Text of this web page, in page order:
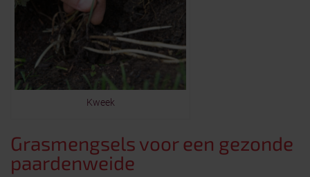
Kweek
Grasmengsels voor een gezonde
paardenweide